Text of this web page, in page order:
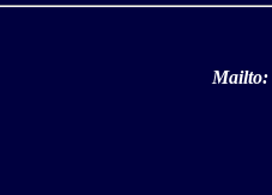
Mailto: